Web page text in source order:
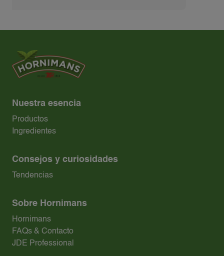
contiene leche, por lo que esapta para
leche animal como con bebidas vegetales.
Nuestra esencia
Productos
Ingredientes
Consejos y curiosidades
Tendencias
Sobre Hornimans
Hornimans
FAQs & Contacto
JDE Professional